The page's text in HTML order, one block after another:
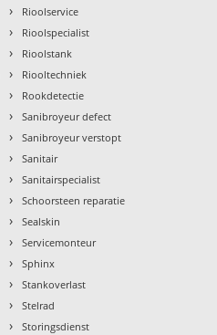
› Rioolservice
› Rioolspecialist
› Rioolstank
› Riooltechniek
› Rookdetectie
› Sanibroyeur defect
› Sanibroyeur verstopt
› Sanitair
› Sanitairspecialist
› Schoorsteen reparatie
› Sealskin
› Servicemonteur
› Sphinx
› Stankoverlast
› Stelrad
› Storingsdienst